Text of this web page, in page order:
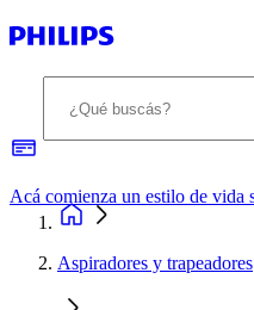
Aspiradores y trapeadores